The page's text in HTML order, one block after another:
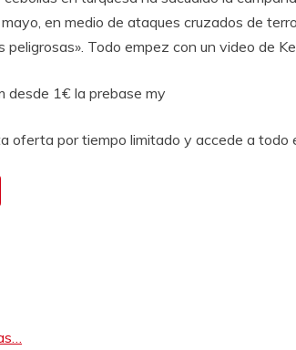
en medio de ataques cruzados de
peligrosas». Todo empez con un video de
desde 1€ la prebase my
oferta por tiempo limitado y accede a todo